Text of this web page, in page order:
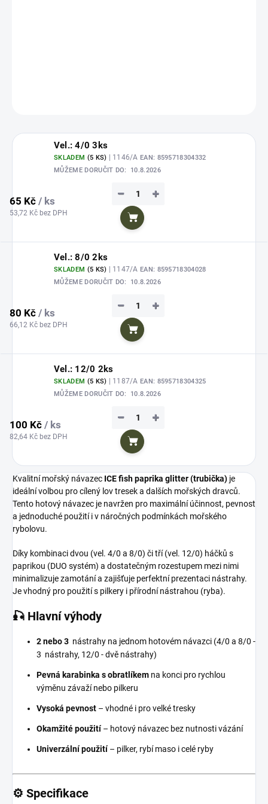
Vel.: 4/0 3ks
SKLADEM (5 KS) | 1146/A EAN: 8595718304332
MŮŽEME DORUČIT DO:
10.8.2026
65 Kč / ks
53,72 Kč bez DPH
+
−
Do košíku
Vel.: 8/0 2ks
SKLADEM (5 KS) | 1147/A EAN: 8595718304028
MŮŽEME DORUČIT DO:
10.8.2026
80 Kč / ks
66,12 Kč bez DPH
+
−
Do košíku
Vel.: 12/0 2ks
SKLADEM (5 KS) | 1187/A EAN: 8595718304325
MŮŽEME DORUČIT DO:
10.8.2026
100 Kč / ks
82,64 Kč bez DPH
+
−
Do košíku
Kvalitní mořský návazec ICE fish paprika glitter (trubička) je
ideální volbou pro cílený lov tresek a dalších mořských dravců.
Tento hotový návazec je navržen pro maximální účinnost, pevnost
a jednoduché použití i v náročných podmínkách mořského
rybolovu.
Díky kombinaci dvou (vel. 4/0 a 8/0) či tří (vel. 12/0) háčků s
paprikou (DUO systém) a dostatečným rozestupem mezi nimi
minimalizuje zamotání a zajišťuje perfektní prezentaci nástrahy.
Je vhodný pro použití s pilkery i přírodní nástrahou (ryba).
🎣 Hlavní výhody
2 nebo 3 nástrahy na jednom hotovém návazci (4/0 a 8/0 -
3 nástrahy, 12/0 - dvě nástrahy)
Pevná karabinka s obratlíkem na konci pro rychlou
výměnu závaží nebo pilkeru
Vysoká pevnost – vhodné i pro velké tresky
Okamžité použití – hotový návazec bez nutnosti vázání
Univerzální použití – pilker, rybí maso i celé ryby
⚙️ Specifikace